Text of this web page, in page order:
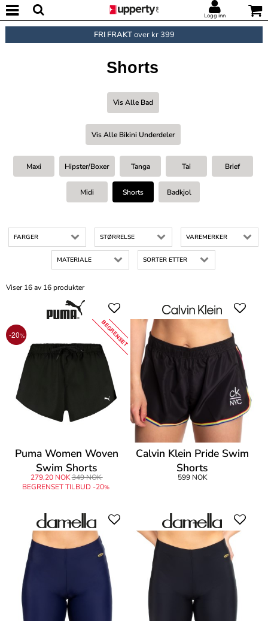
Logg inn
FRI FRAKTover kr 399
Shorts
Vis Alle Bad
Vis Alle Bikini Underdeler
Maxi Hipster/boxer Tanga Tai Brief
Midi Shorts Badkjol
FARGER STØRRELSE VAREMERKER
MATERIALE SORTER ETTER
Viser 16 av 16 produkter
-20% BEGRENSET
Puma Women Woven
Swim Shorts
279,20 NOK349 NOK
BEGRENSET TILBUD -20%
Calvin Klein Pride Swim
Shorts
599 NOK